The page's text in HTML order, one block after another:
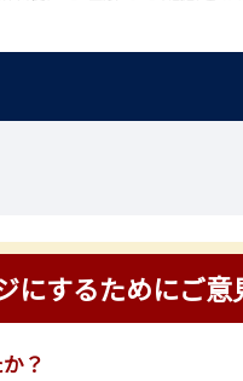
にするためにご意
？